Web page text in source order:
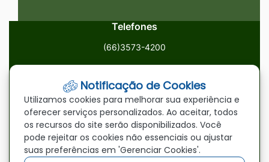
Telefones
(66)3573-4200
ouvidoria@paranatinga.mt.gov.br
Localização
Av. Brasil, 1900, Centro, Paranatinga/MT, 78870-000
Notificação de Cookies
Utilizamos cookies para melhorar sua experiência e
oferecer serviços personalizados. Ao aceitar, todos
os recursos do site serão disponibilizados. Você
pode rejeitar os cookies não essenciais ou ajustar
suas preferências em 'Gerenciar Cookies'.